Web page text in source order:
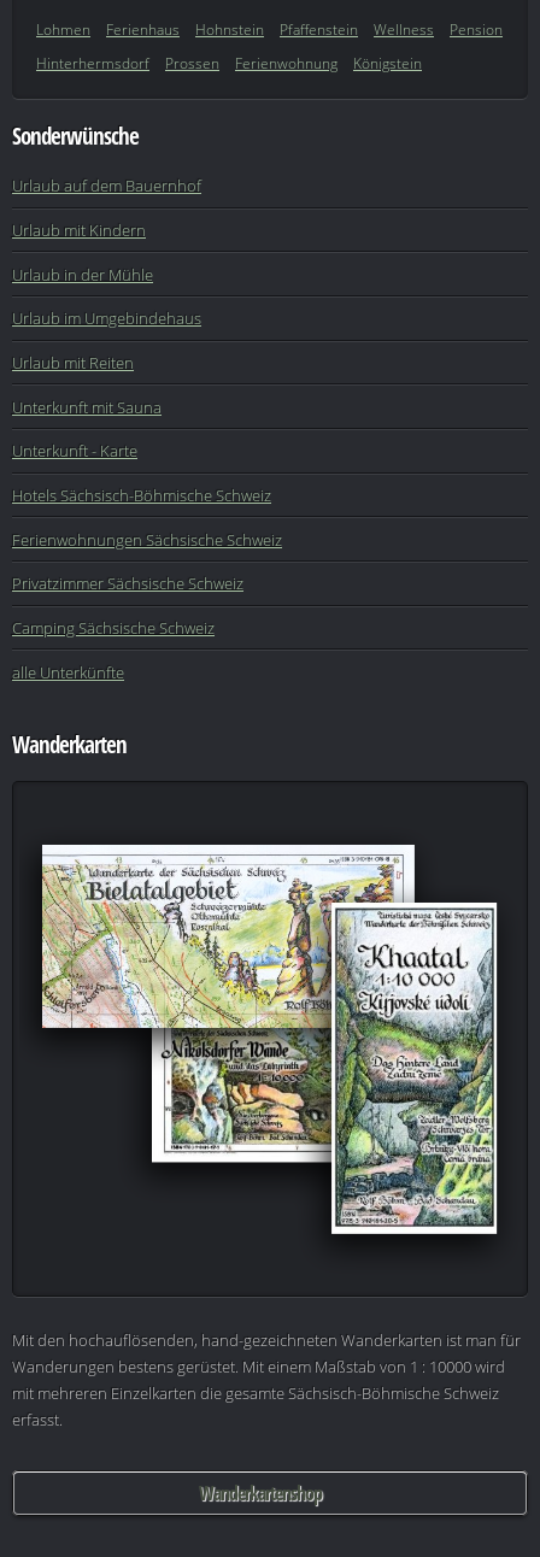
Lohmen Ferienhaus Hohnstein Pfaffenstein Wellness
Pension
Hinterhermsdorf
Prossen Ferienwohnung Königstein
Sonderwünsche
Urlaub auf dem Bauernhof
Urlaub mit Kindern
Urlaub in der Mühle
Urlaub im Umgebindehaus
Urlaub mit Reiten
Unterkunft mit Sauna
Unterkunft - Karte
Hotels Sächsisch-Böhmische Schweiz
Ferienwohnungen Sächsische Schweiz
Privatzimmer Sächsische Schweiz
Camping Sächsische Schweiz
alle Unterkünfte
Wanderkarten
Mit den hochauflösenden, hand-gezeichneten Wanderkarten ist man für
Wanderungen bestens gerüstet. Mit einem Maßstab von 1 : 10000 wird
mit mehreren Einzelkarten die gesamte Sächsisch-Böhmische Schweiz
erfasst.
Wanderkartenshop